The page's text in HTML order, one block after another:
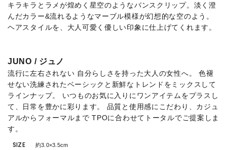
キラキラとラメが煌めく星空のようなバンスクリップ。淡く澄
んだカラー&流れるようなマーブル模様が幻想的な空のよう。
ヘアスタイルを、大人可愛く優しい印象に仕上げてくれます。
JUNO / ジュノ
流行に左右されない 自分らしさを持った大人の女性へ。 色褪
せない洗練されたベーシックと新鮮なトレンドをミックスして
ラインナップ。 いつものお気に入りにワンアイテムをプラスし
て、日常を豊かに彩ります。 品質と使用感にこだわり、カジュ
アルからフォーマルまで TPOに合わせてトータルでご提案しま
す。
SIZE 約3.0×3.5cm